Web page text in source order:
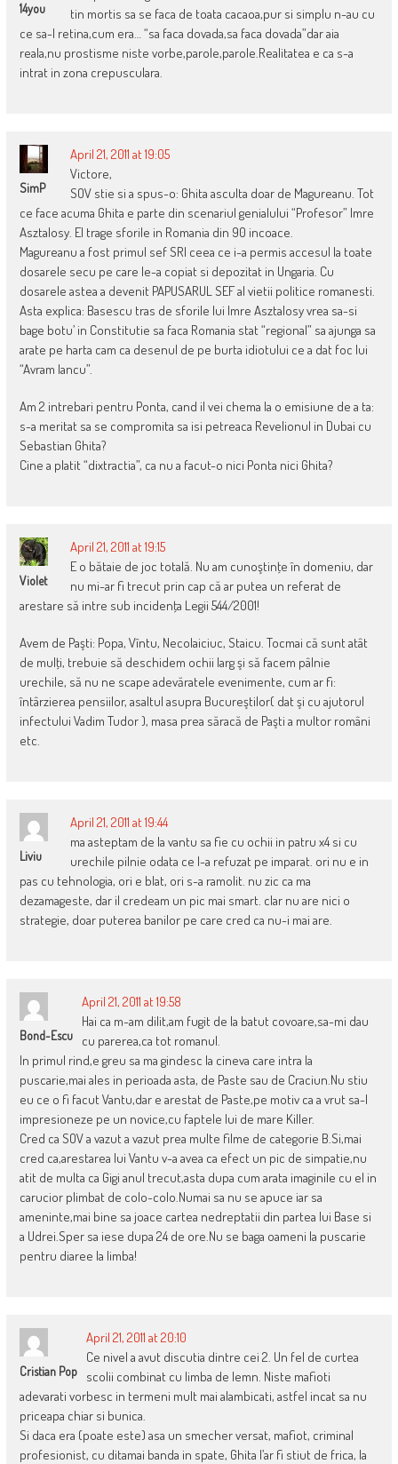
14you
tin mortis sa se faca de toata cacaoa,pur si simplu n-au cu
ce sa-l retina,cum era… “sa faca dovada,sa faca dovada”dar aia
reala,nu prostisme niste vorbe,parole,parole.Realitatea e ca s-a
intrat in zona crepusculara.
SimP
April 21, 2011 at 19:05
Victore,
SOV stie si a spus-o: Ghita asculta doar de Magureanu. Tot
ce face acuma Ghita e parte din scenariul genialului “Profesor” Imre
Asztalosy. El trage sforile in Romania din 90 incoace.
Magureanu a fost primul sef SRI ceea ce i-a permis accesul la toate
dosarele secu pe care le-a copiat si depozitat in Ungaria. Cu
dosarele astea a devenit PAPUSARUL SEF al vietii politice romanesti.
Asta explica: Basescu tras de sforile lui Imre Asztalosy vrea sa-si
bage botu’ in Constitutie sa faca Romania stat “regional” sa ajunga sa
arate pe harta cam ca desenul de pe burta idiotului ce a dat foc lui
“Avram Iancu”.
Am 2 intrebari pentru Ponta, cand il vei chema la o emisiune de a ta:
s-a meritat sa se compromita sa isi petreaca Revelionul in Dubai cu
Sebastian Ghita?
Cine a platit “dixtractia”, ca nu a facut-o nici Ponta nici Ghita?
Violet
April 21, 2011 at 19:15
E o bătaie de joc totală. Nu am cunoştinţe în domeniu, dar
nu mi-ar fi trecut prin cap că ar putea un referat de
arestare să intre sub incidenţa Legii 544/2001!
Avem de Paşti: Popa, Vîntu, Necolaiciuc, Staicu. Tocmai că sunt atât
de mulţi, trebuie să deschidem ochii larg şi să facem pâlnie
urechile, să nu ne scape adevăratele evenimente, cum ar fi:
întârzierea pensiilor, asaltul asupra Bucureştilor( dat şi cu ajutorul
infectului Vadim Tudor ), masa prea săracă de Paşti a multor români
etc.
Liviu
April 21, 2011 at 19:44
ma asteptam de la vantu sa fie cu ochii in patru x4 si cu
urechile pilnie odata ce l-a refuzat pe imparat. ori nu e in
pas cu tehnologia, ori e blat, ori s-a ramolit. nu zic ca ma
dezamageste, dar il credeam un pic mai smart. clar nu are nici o
strategie, doar puterea banilor pe care cred ca nu-i mai are.
Bond-Escu
April 21, 2011 at 19:58
Hai ca m-am dilit,am fugit de la batut covoare,sa-mi dau
cu parerea,ca tot romanul.
In primul rind,e greu sa ma gindesc la cineva care intra la
puscarie,mai ales in perioada asta, de Paste sau de Craciun.Nu stiu
eu ce o fi facut Vantu,dar e arestat de Paste,pe motiv ca a vrut sa-l
impresioneze pe un novice,cu faptele lui de mare Killer.
Cred ca SOV a vazut a vazut prea multe filme de categorie B.Si,mai
cred ca,arestarea lui Vantu v-a avea ca efect un pic de simpatie,nu
atit de multa ca Gigi anul trecut,asta dupa cum arata imaginile cu el in
carucior plimbat de colo-colo.Numai sa nu se apuce iar sa
ameninte,mai bine sa joace cartea nedreptatii din partea lui Base si
a Udrei.Sper sa iese dupa 24 de ore.Nu se baga oameni la puscarie
pentru diaree la limba!
Cristian Pop
April 21, 2011 at 20:10
Ce nivel a avut discutia dintre cei 2. Un fel de curtea
scolii combinat cu limba de lemn. Niste mafioti
adevarati vorbesc in termeni mult mai alambicati, astfel incat sa nu
priceapa chiar si bunica.
Si daca era (poate este) asa un smecher versat, mafiot, criminal
profesionist, cu ditamai banda in spate, Ghita l’ar fi stiut de frica, la